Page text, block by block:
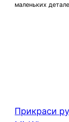
маленьких
Прикраси